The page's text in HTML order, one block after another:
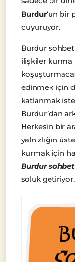
Burdur‘un bir
duyuruyor.
Burdur sohbet
ilişkiler kurma
edinmek için
katlanmak
Burdur’dan
Herkesin bir
yalnızlığın
kurmak için
Burdur
soluk getiriyor.